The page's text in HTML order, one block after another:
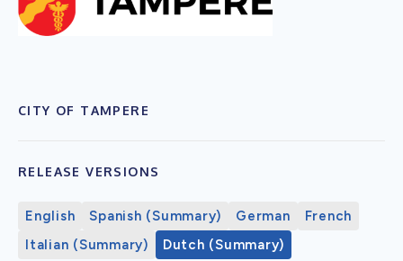
CITY OF TAMPERE
RELEASE VERSIONS
English Spanish (Summary) German
French
Italian (Summary)
Dutch (Summary)